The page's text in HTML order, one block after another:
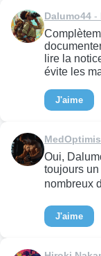
Dalumo44 -
lire la
évite les
J'aime
Oui,
toujours
nombreux
J'aime